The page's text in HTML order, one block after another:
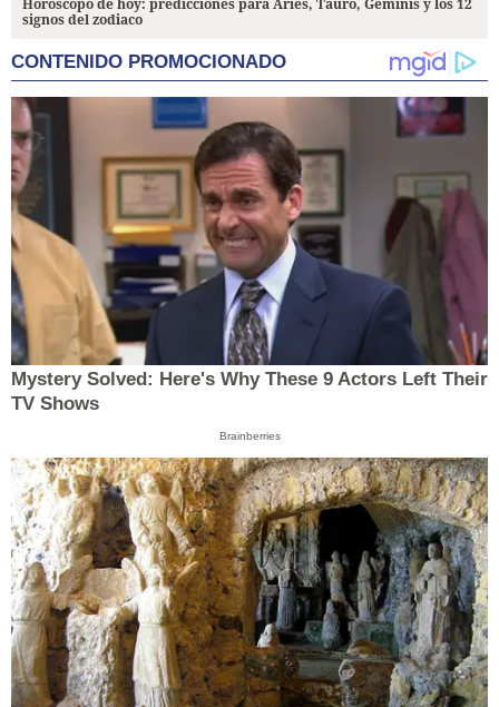
signos del zodiaco
CONTENIDO PROMOCIONADO
Mystery Solved: Here's Why These 9 Actors Left Their
TV Shows
Brainberries